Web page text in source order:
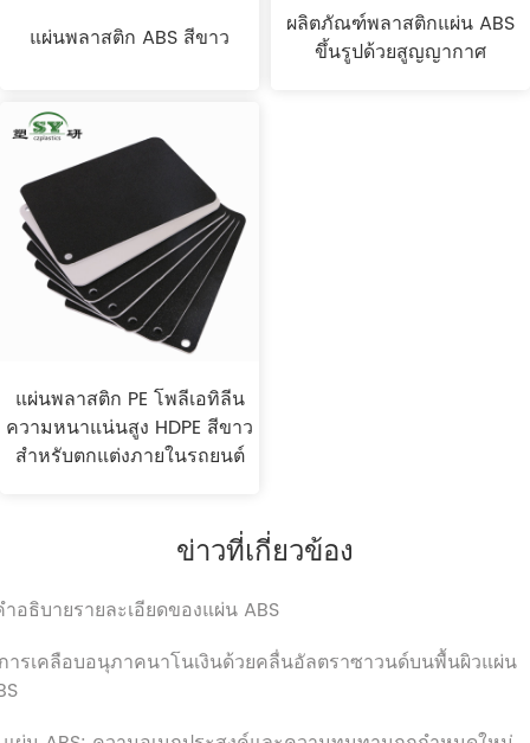
แผ่นพลาสติก ABS สีขาว
ผลิตภัณฑ์พลาสติกแผ่น ABS
ขึ้นรูปด้วยสูญญากาศ
แผ่นพลาสติก PE โพลีเอทิลีน
ความหนาแน่นสูง HDPE สีขาว
สำหรับตกแต่งภายในรถยนต์
ข่าวที่เกี่ยวข้อง
ำอธิบายรายละเอียดของแผ่น ABS
ารเคลือบอนุภาคนาโนเงินด้วยคลื่นอัลตราซาวนด์บนพื้นผิวแผ่น